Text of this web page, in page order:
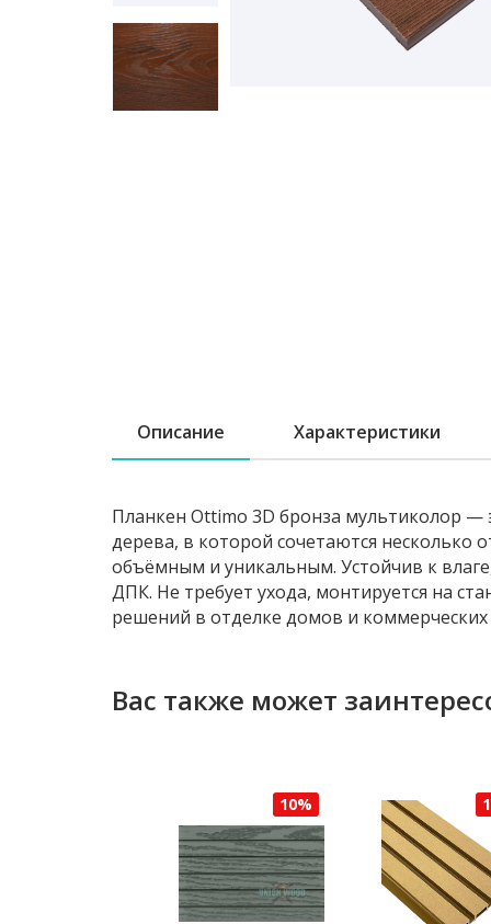
Описание Характеристики
Планкен Ottimo 3D бронза мультиколор —
дерева, в которой сочетаются несколько
объёмным и уникальным. Устойчив к
ДПК. Не требует ухода, монтируется на
решений в отделке домов и коммерческих
Вас также может
10%